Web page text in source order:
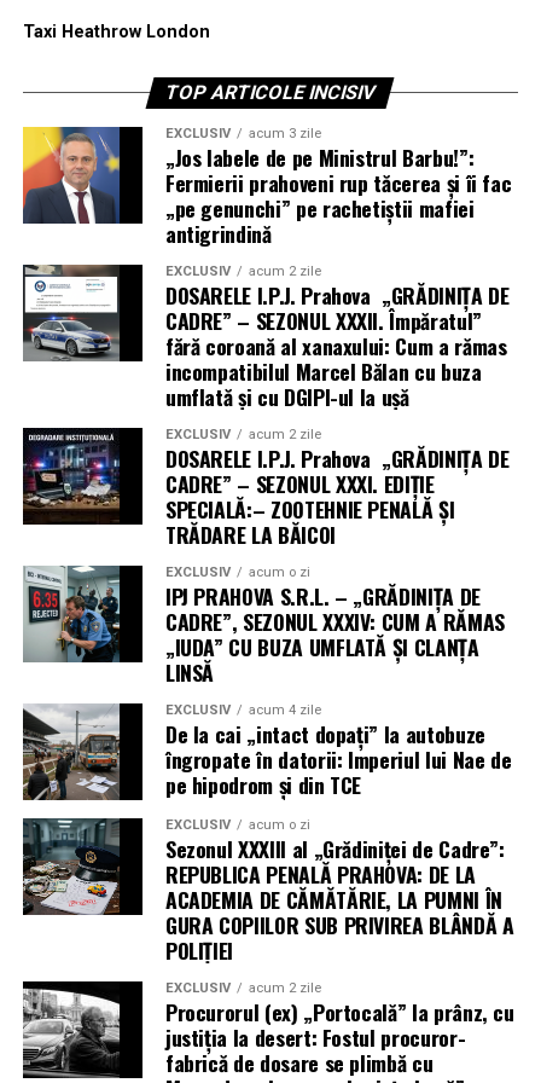
starea de sănătate și a ne atinge obiectivele de greutate.
Este important să găsim activități care ne plac, deoarece
plăcerea este un motor puternic pentru menținerea
consecvenței. Indiferent dacă este vorba despre dans,
plimbări în natură, înot sau yoga, integrarea unei
activități agreabile în programul săptămânal va face ca
mișcarea să devină o sursă de bucurie și relaxare, nu o
obligație. Această abordare pozitivă este esențială
pentru a susține procesul de slabire pe termen lung,
transformând efortul într-un obicei sănătos și plăcut.
Este important să găsim activități care ne plac, deoarece
plăcerea este un motor puternic pentru menținerea
consecvenței. Indiferent dacă este vorba despre dans…
Beneficiile dincolo de cântar:
sănătate holistică prin mișcare
Deși scopul principal al multor oameni care încep să fie
Taxi Heathrow London
TOP ARTICOLE INCISIV
EXCLUSIV acum 3 zile
„Jos labele de pe Ministrul Barbu!”:
Fermierii prahoveni rup tăcerea și îi fac
„pe genunchi” pe rachetiștii mafiei
antigrindină
EXCLUSIV acum 2 zile
DOSARELE I.P.J. Prahova „GRĂDINIȚA DE
CADRE” – SEZONUL XXXII. Împăratul”
fără coroană al xanaxului: Cum a rămas
incompatibilul Marcel Bălan cu buza
umflată și cu DGIPI-ul la ușă
EXCLUSIV acum 2 zile
DOSARELE I.P.J. Prahova „GRĂDINIȚA DE
CADRE” – SEZONUL XXXI. EDIȚIE
SPECIALĂ:– ZOOTEHNIE PENALĂ ȘI
TRĂDARE LA BĂICOI
EXCLUSIV acum o zi
IPJ PRAHOVA S.R.L. – „GRĂDINIȚA DE
CADRE”, SEZONUL XXXIV: CUM A RĂMAS
„IUDA” CU BUZA UMFLATĂ ȘI CLANȚA
LINSĂ
EXCLUSIV acum 4 zile
De la cai „intact dopați” la autobuze
îngropate în datorii: Imperiul lui Nae de
pe hipodrom și din TCE
EXCLUSIV acum o zi
Sezonul XXXIII al „Grădiniței de Cadre”:
REPUBLICA PENALĂ PRAHOVA: DE LA
ACADEMIA DE CĂMĂTĂRIE, LA PUMNI ÎN
GURA COPIILOR SUB PRIVIREA BLÂNDĂ A
POLIȚIEI
EXCLUSIV acum 2 zile
Procurorul (ex) „Portocală” la prânz, cu
justiția la desert: Fostul procuror-
fabrică de dosare se plimbă cu